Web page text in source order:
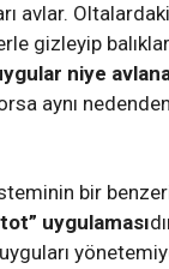
avlar.
gizleyip
niye
aynı
bir
uygulaması